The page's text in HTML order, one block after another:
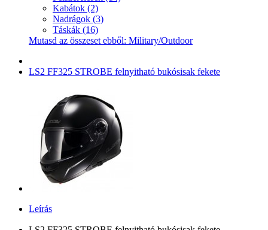
Kabátok (2)
Nadrágok (3)
Táskák (16)
Mutasd az összeset ebből: Military/Outdoor
LS2 FF325 STROBE felnyitható bukósisak fekete
Leírás